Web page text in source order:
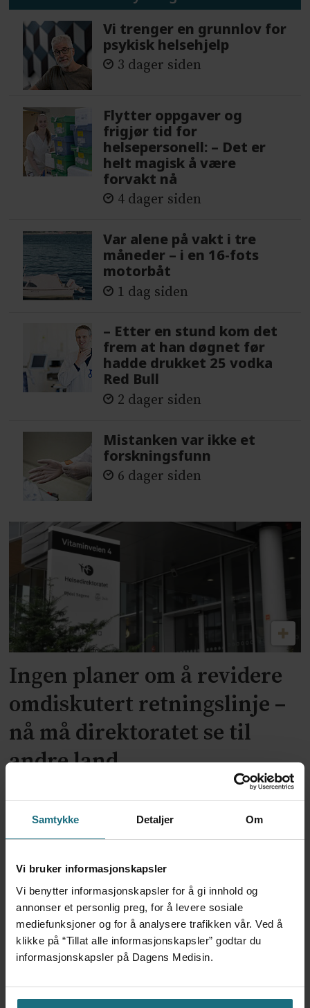
Samtykke Detaljer Om
Vi bruker informasjonskapsler
Vi benytter informasjonskapsler for å gi innhold og
annonser et personlig preg, for å levere sosiale
mediefunksjoner og for å analysere trafikken vår. Ved å
klikke på “Tillat alle informasjonskapsler” godtar du
informasjonskapsler på Dagens Medisin.
Vi trenger en grunnlov for
psykisk helsehjelp
3 dager siden
Flytter oppgaver og
frigjør tid for
helsepersonell: – Det er
helt magisk å være
forvakt nå
4 dager siden
Var alene på vakt i tre
måneder – i en 16-fots
motorbåt
1 dag siden
– Etter en stund kom det
frem at han døgnet før
hadde drukket 25 vodka
Red Bull
2 dager siden
Mistanken var ikke et
forskningsfunn
6 dager siden
Ingen planer om å revidere
omdiskutert retningslinje –
nå må direktoratet se til
andre land
Har halvert reinnleggelser